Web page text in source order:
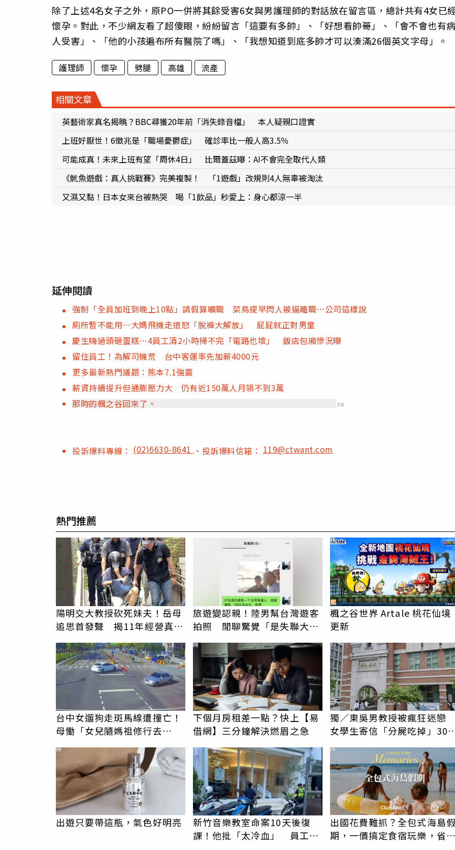
除了上述4名女子之外，原PO一併將其餘受害6女與男護理師的對話放在留言區，總計共有4女已
懷孕。對此，不少網友看了超傻眼，紛紛留言「這要有多帥」、「好想看帥哥」、「會不會也有
人受害」、「他的小孩遍布所有醫院了嗎」、「我想知道到底多帥才可以湊滿26個英文字母」。
護理師 懷孕 劈腿 高雄 流產
相關文章
英藝術家真名揭曉？BBC尋獲20年前「消失錄音檔」 本人疑親口證實
上班好厭世！6徵兆是「職場憂鬱症」 確診率比一般人高3.5％
可能成真！未來上班有望「周休4日」 比爾蓋茲曝：AI不會完全取代人類
《魷魚遊戲：真人挑戰賽》完美複製！ 「1遊戲」改規則4人無辜被淘汰
又濕又黏！日本女來台被熱哭 喝「1飲品」秒愛上：身心都涼一半
延伸閱讀
強制「全員加班到晚上10點」請假算曠職 菜鳥提早閃人被逼離職…公司這樣說
廁所暫不能用…大媽飛機走道怒「脫褲大解放」 屁屁就正對男童
慶生嗨過頭砸蛋糕…4員工清2小時掃不完「電路也壞」 飯店包廂慘況曝
留住員工！為解司機荒 台中客運率先加薪4000元
更多最新熱門議題：熊本7.1強震
薪資持續提升但通膨壓力大 仍有近150萬人月領不到3萬
那時的楓之谷回來了。
PR
投訴爆料專線： (02)6630-8641 、投訴爆料信箱：119@ctwant.com
熱門推薦
陽明交大教授砍死妹夫！岳母
追思首發聲 揭11年經營真相
旅遊變認親！陸男幫台灣遊客
拍照 閒聊驚覺「是失聯大
楓之谷世界 Artale 桃花仙境
更新
PR
台中女遛狗走斑馬線遭撞亡！
母慟「女兒隨媽祖修行去
下個月房租差一點？快上【易
借網】三分鐘解決燃眉之急
PR
獨／東吳男教授被瘋狂迷
女學生寄信「分屍吃掉」30
出遊只要帶這瓶，氣色好明亮
PR
新竹音樂教室命案10天後復
課！他批「太冷血」 員工怒
出國花費難抓？全包式海島
期，一價搞定食宿玩樂，省
PR